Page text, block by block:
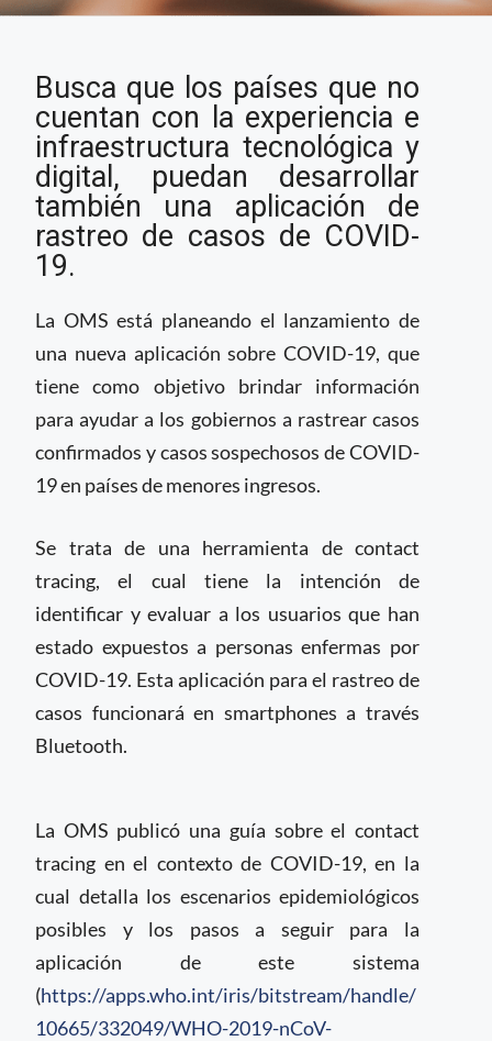
países con menos
recursos para
implementar app de
COVID-19
Busca que los países que no
cuentan con la experiencia e
infraestructura tecnológica y
digital, puedan desarrollar
también una aplicación de
rastreo de casos de COVID-
19.
La OMS está planeando el lanzamiento de
una nueva aplicación sobre COVID-19, que
tiene como objetivo brindar información
para ayudar a los gobiernos a rastrear casos
confirmados y casos sospechosos de COVID-
19 en países de menores ingresos.
Se trata de una herramienta de contact
tracing, el cual tiene la intención de
identificar y evaluar a los usuarios que han
estado expuestos a personas enfermas por
COVID-19. Esta aplicación para el rastreo de
casos funcionará en smartphones a través
Bluetooth.
La OMS publicó una guía sobre el contact
tracing en el contexto de COVID-19, en la
cual detalla los escenarios epidemiológicos
posibles y los pasos a seguir para la
aplicación de este sistema
(https://apps.who.int/iris/bitstream/handle/
10665/332049/WHO-2019-nCoV-